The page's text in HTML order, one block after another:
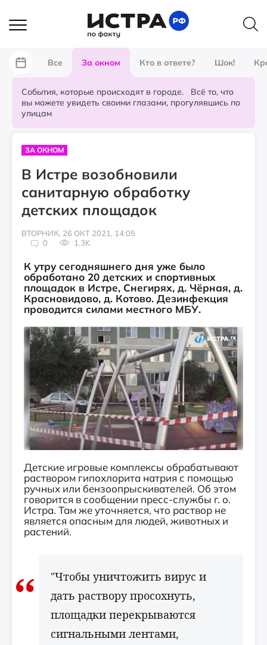
Все За окном Кто в ответе? Шок!
События, которые происходят в городе. Всё то, что
вы можете увидеть своими глазами, прогулявшись по
улицам
ЗА ОКНОМ
В Истре возобновили
санитарную обработку
детских площадок
ВТОРНИК, 26 ОКТ 2021, 14:05
0
1.3K
К утру сегодняшнего дня уже было
обработано 20 детских и спортивных
площадок в Истре, Снегирях, д. Чёрная, д.
Красновидово, д. Котово. Дезинфекция
проводится силами местного МБУ.
Детские игровые комплексы обрабатывают
раствором гипохлорита натрия с помощью
ручных или бензоопрыскивателей. Об этом
говорится в сообщении пресс-службы г. о.
Истра. Там же уточняется, что раствор не
является опасным для людей, животных и
растений.
"Чтобы уничтожить вирус и
дать раствору просохнуть,
площадки перекрываются
сигнальными лентами,